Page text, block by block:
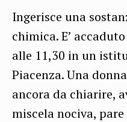
Ingerisce una
chimica. E’
alle 11,30 in un
Piacenza. Una
ancora da chiarire,
miscela nociva,